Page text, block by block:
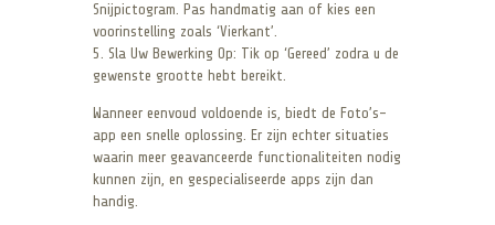
Snijpictogram. Pas handmatig aan of kies een
voorinstelling zoals ‘Vierkant’.
5. Sla Uw Bewerking Op: Tik op ‘Gereed’ zodra u de
gewenste grootte hebt bereikt.
Wanneer eenvoud voldoende is, biedt de Foto’s-
app een snelle oplossing. Er zijn echter situaties
waarin meer geavanceerde functionaliteiten nodig
kunnen zijn, en gespecialiseerde apps zijn dan
handig.